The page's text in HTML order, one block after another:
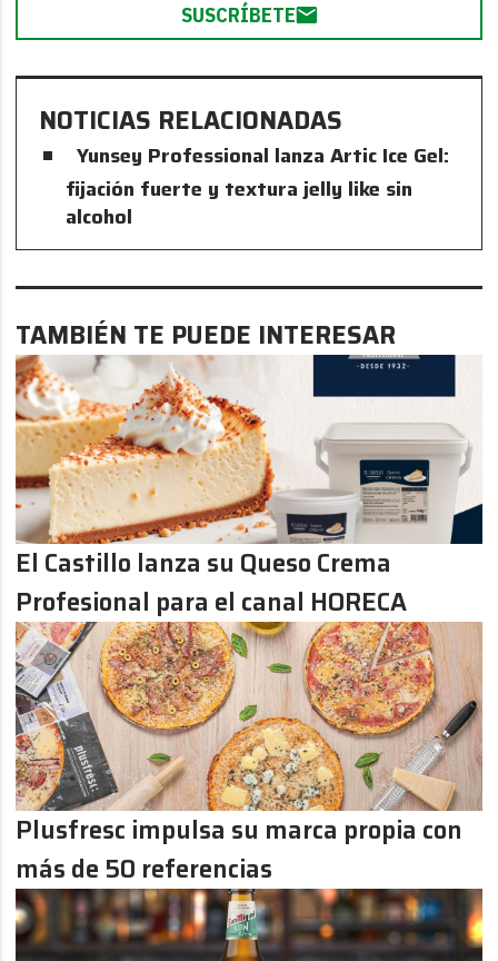
SUSCRÍBETE
NOTICIAS RELACIONADAS
Yunsey Professional lanza Artic Ice Gel:
fijación fuerte y textura jelly like sin
alcohol
TAMBIÉN TE PUEDE INTERESAR
El Castillo lanza su Queso Crema
Profesional para el canal HORECA
Plusfresc impulsa su marca propia con
más de 50 referencias